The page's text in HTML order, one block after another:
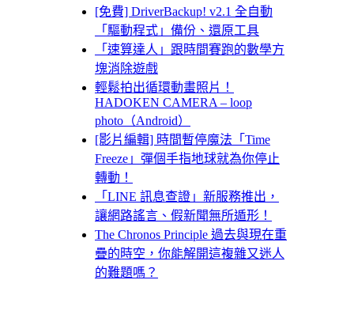
[免費] DriverBackup! v2.1 全自動
「驅動程式」備份、還原工具
「速算達人」跟時間賽跑的數學方
塊消除遊戲
輕鬆拍出循環動畫照片！
HADOKEN CAMERA – loop
photo（Android）
[影片編輯] 時間暫停魔法「Time
Freeze」彈個手指地球就為你停止
轉動！
「LINE 訊息查證」新服務推出，
讓網路謠言、假新聞無所遁形！
The Chronos Principle 過去與現在重
疊的時空，你能解開這複雜又迷人
的難題嗎？